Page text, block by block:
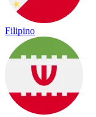
Filipino